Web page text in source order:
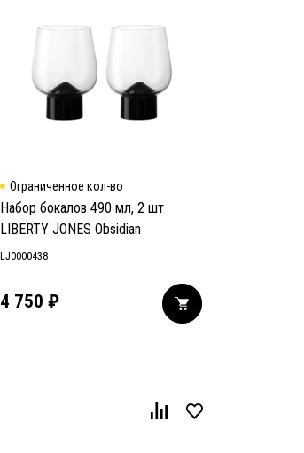
Ограниченное кол-во
Набор бокалов 490 мл, 2 шт
LIBERTY JONES Obsidian
LJ0000438
4 750 ₽